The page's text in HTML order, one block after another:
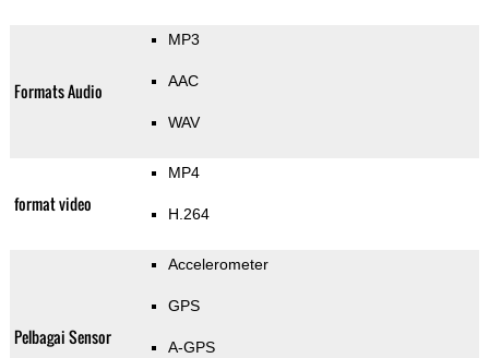
Formats Audio
MP3
AAC
WAV
format video
MP4
H.264
Pelbagai Sensor
Accelerometer
GPS
A-GPS